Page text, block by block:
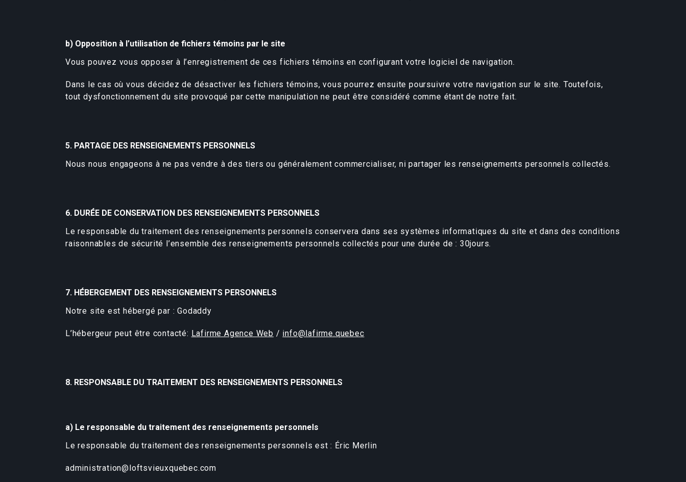
b) Opposition à l’utilisation de fichiers témoins par le site
Vous pouvez vous opposer à l’enregistrement de ces fichiers témoins en configurant votre logiciel de navigation.
Dans le cas où vous décidez de désactiver les fichiers témoins, vous pourrez ensuite poursuivre votre navigation sur le site. Toutefois,
tout dysfonctionnement du site provoqué par cette manipulation ne peut être considéré comme étant de notre fait.
5. PARTAGE DES RENSEIGNEMENTS PERSONNELS
Nous nous engageons à ne pas vendre à des tiers ou généralement commercialiser, ni partager les renseignements personnels collectés.
6. DURÉE DE CONSERVATION DES RENSEIGNEMENTS PERSONNELS
Le responsable du traitement des renseignements personnels conservera dans ses systèmes informatiques du site et dans des conditions
raisonnables de sécurité l’ensemble des renseignements personnels collectés pour une durée de : 30jours.
7. HÉBERGEMENT DES RENSEIGNEMENTS PERSONNELS
Notre site est hébergé par : Godaddy
L’hébergeur peut être contacté: Lafirme Agence Web / info@lafirme.quebec
8. RESPONSABLE DU TRAITEMENT DES RENSEIGNEMENTS PERSONNELS
a) Le responsable du traitement des renseignements personnels
Le responsable du traitement des renseignements personnels est : Éric Merlin
administration@loftsvieuxquebec.com